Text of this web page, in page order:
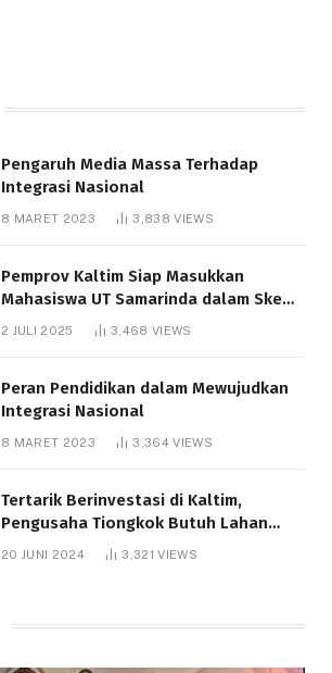
Pengaruh Media Massa Terhadap
Integrasi Nasional
8 MARET 2023 3,838VIEWS
Pemprov Kaltim Siap Masukkan
Mahasiswa UT Samarinda dalam Skema
Bantuan Pendidikan Gratispol
2 JULI 2025 3,468 VIEWS
Peran Pendidikan dalam Mewujudkan
Integrasi Nasional
8 MARET 2023 3,364VIEWS
Tertarik Berinvestasi di Kaltim,
Pengusaha Tiongkok Butuh Lahan
1.000 Hektare
20 JUNI 2024 3,321VIEWS